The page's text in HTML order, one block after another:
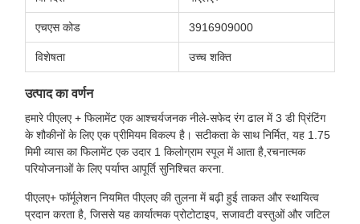
एचएस कोड 3916909000
विशेषता उच्च शक्ति
उत्पाद का वर्णन
हमारे पीएलए + फिलामेंट एक आश्चर्यजनक नीले-सफेद रंग ढाल में 3 डी प्रिंटिंग
के शौकीनों के लिए एक प्रीमियम विकल्प है। सटीकता के साथ निर्मित, यह 1.75
मिमी व्यास का फिलामेंट एक उदार 1 किलोग्राम स्पूल में आता है,रचनात्मक
परियोजनाओं के लिए पर्याप्त आपूर्ति सुनिश्चित करना.
पीएलए+ फॉर्मूलेशन नियमित पीएलए की तुलना में बढ़ी हुई ताकत और स्थायित्व
प्रदान करता है, जिससे यह कार्यात्मक प्रोटोटाइप, सजावटी वस्तुओं और जटिल